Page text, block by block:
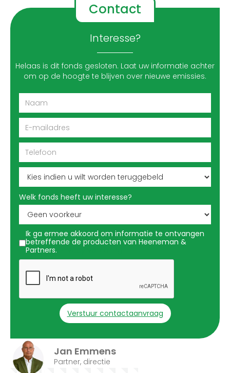
Contact
Interesse?
Helaas is dit fonds gesloten. Laat uw informatie achter
om op de hoogte te blijven over nieuwe emissies.
Welk fonds heeft uw interesse?
Ik ga ermee akkoord om informatie te ontvangen
betreffende de producten van Heeneman &
Partners.
Jan Emmens
Partner, directie